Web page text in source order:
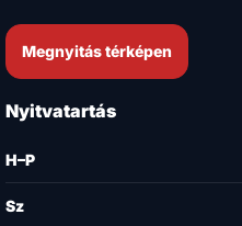
Megnyitás térképen
Nyitvatartás
H–P
Sz